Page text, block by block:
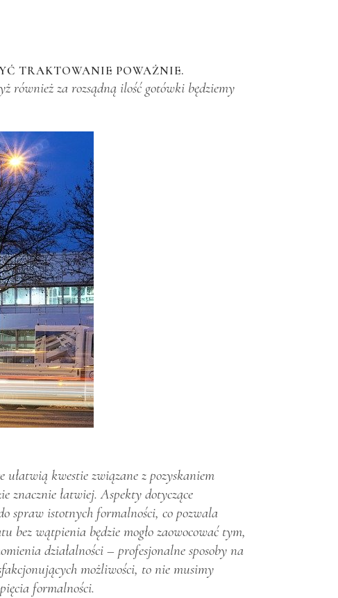
TRAKTOWANIE POWAŻNIE.
również za rozsądną ilość gotówki będziemy
kwestie związane z pozyskaniem
znacznie łatwiej. Aspekty dotyczące
spraw istotnych formalności, co pozwala
bez wątpienia będzie mogło zaowocować tym,
działalności – profesjonalne sposoby na
możliwości, to nie musimy
formalności.